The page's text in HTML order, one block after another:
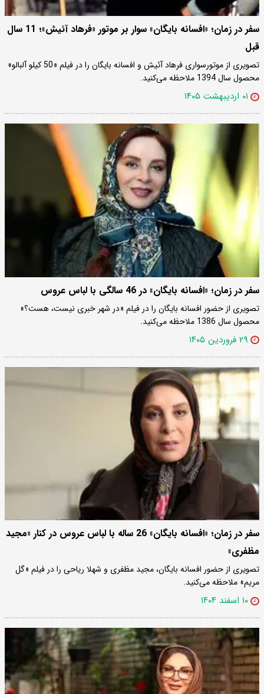
سفر در زمان؛ «افسانه بایگان» سوار بر موتور «فرهاد آئیش»؛ 11 سال
قبل
تصویری از موتورسواری فرهاد آئیش و افسانه بایگان را در فیلم «50 کیلو آلبالو»
محصول سال 1394 ملاحظه می‌کنید.
۰۱ اردیبهشت ۱۴۰۵
سفر در زمان؛ «افسانه بایگان» در 46 سالگی با لباس عروس
تصویری از حضور افسانه بایگان را در فیلم «در شهر خبری نیست، هست؟»
محصول سال 1386 ملاحظه می‌کنید.
۲۹ فروردین ۱۴۰۵
سفر در زمان؛ «افسانه بایگان» 26 ساله با لباس عروس در کنار «مجید
مظفری»
تصویری از حضور افسانه بایگان، مجید مظفری و شهلا ریاحی را در فیلم «گل
مریم» ملاحظه می‌کنید.
۱۰ اسفند ۱۴۰۴